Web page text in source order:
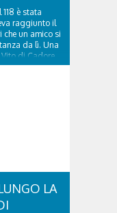
è stata
raggiunto il
un amico si
da lì. Una
di Cadore
LA